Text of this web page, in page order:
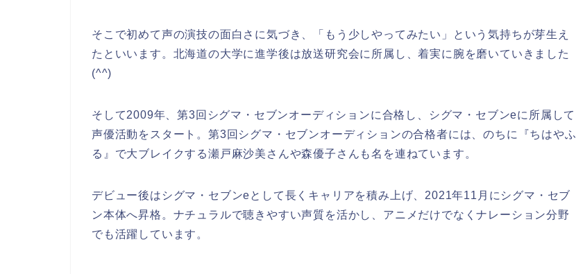
そこで初めて声の演技の面白さに気づき、「もう少しやってみたい」という気持ちが芽生え
たといいます。北海道の大学に進学後は放送研究会に所属し、着実に腕を磨いていきました
(^^)
そして2009年、第3回シグマ・セブンオーディションに合格し、シグマ・セブンeに所属して
声優活動をスタート。第3回シグマ・セブンオーディションの合格者には、のちに『ちはやふ
る』で大ブレイクする瀬戸麻沙美さんや森優子さんも名を連ねています。
デビュー後はシグマ・セブンeとして長くキャリアを積み上げ、2021年11月にシグマ・セブ
ン本体へ昇格。ナチュラルで聴きやすい声質を活かし、アニメだけでなくナレーション分野
でも活躍しています。